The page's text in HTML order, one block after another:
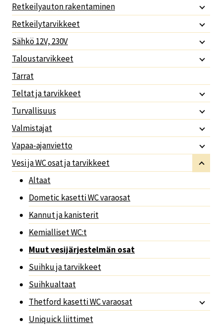
Retkeilyauton rakentaminen
Retkeilytarvikkeet
Sähkö 12V, 230V
Taloustarvikkeet
Tarrat
Teltat ja tarvikkeet
Turvallisuus
Valmistajat
Vapaa-ajanvietto
Vesi ja WC osat ja tarvikkeet
Altaat
Dometic kasetti WC varaosat
Kannut ja kanisterit
Kemialliset WC:t
Muut vesijärjestelmän osat
Suihku ja tarvikkeet
Suihkualtaat
Thetford kasetti WC varaosat
Uniquick liittimet